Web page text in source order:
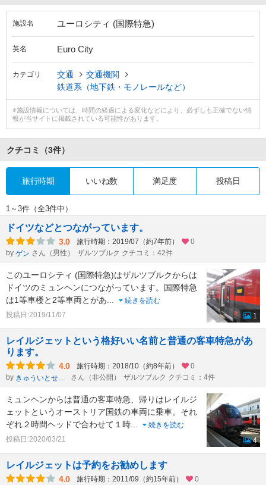
施設名 ユーロシティ (国際特急)
英名 Euro City
カテゴリ 交通
交通機関
鉄道系（地下鉄・モノレールなど）
※施設情報については、時間の経過による変化などにより、必ずしも正確でない情
報が当サイトに掲載されている可能性があります。
クチコミ （3件）
旅行時期 いいね数 満足度 投稿日
1～3件（全3件中）
ドイツなどとつながっています。
3.0 旅行時期：2019/07（約7年前）
0
by ゲン さん（男性） ザルツブルク クチコミ：42件
このユーロシティ (国際特急)はザルツブルクからは
ドイツのミュンヘンにつながっています。国際特急
は1等車楼と2等車両とがあ...
続きを読む
投稿日:2019/11/07
1
レイルジェットという格好いい名前と普通の客車特急があ
ります。
4.0 旅行時期：2018/10（約8年前）
0
by
きゅういとせろり さん（非公開） ザルツブルク クチコミ：4件
ミュンヘンからは普通の客車特急、帰りはレイルジ
ェットというオーストリア国鉄の車両に乗車。それ
ぞれ２時間ヘッドで合わせて１時...
続きを読む
投稿日:2020/03/21
4
レイルジェットは予約をお勧めします
4.0 旅行時期：2011/09（約15年前）
0